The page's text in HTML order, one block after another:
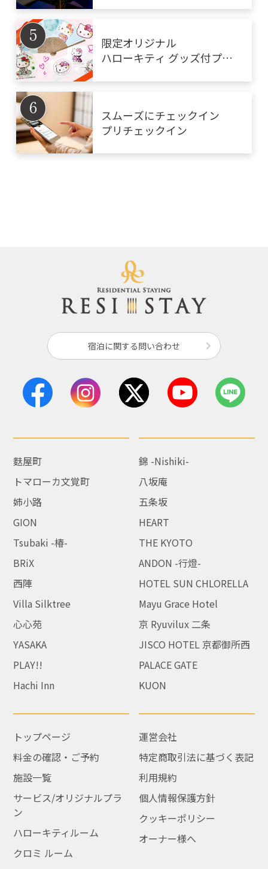
限定オリジナル
ハローキティ グッズ付プラ
スムーズにチェックイン
プリチェックイン
宿泊に関する問い合わせ
トップページ
料金の確認・ご予約
施設一覧
サービス/オリジナルプラ
ン
ハローキティルーム
クロミ ルーム
麩屋町
トマローカ文覚町
姉小路
GION
Tsubaki -椿-
BRiX
西陣
Villa Silktree
心心苑
YASAKA
PLAY!!
Hachi Inn
錦 -Nishiki-
八坂庵
五条坂
HEART
THE KYOTO
ANDON -行燈-
HOTEL SUN CHLORELLA
Mayu Grace Hotel
京 Ryuvilux 二条
JISCO HOTEL 京都御所西
PALACE GATE
KUON
運営会社
特定商取引法に基づく表記
利用規約
個人情報保護方針
クッキーポリシー
オーナー様へ